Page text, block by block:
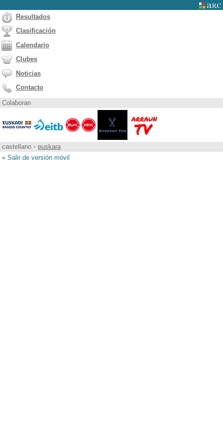
Resultados
Clasificación
Calendario
Clubes
Noticias
Contacto
Colaboran
castellano • euskara
« Salir de versión móvil